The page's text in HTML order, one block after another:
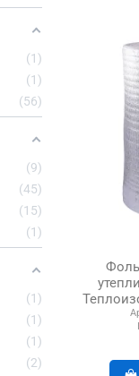
1
1
56
9
45
15
1
1
1
1
2